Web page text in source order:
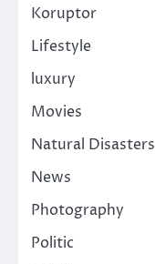
Koruptor
Lifestyle
luxury
Movies
Natural Disasters
News
Photography
Politic